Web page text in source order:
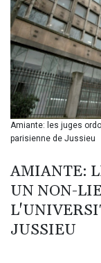
Amiante: les juges
parisienne de Jussieu
AMIANTE:
UN NON-
JUSSIEU